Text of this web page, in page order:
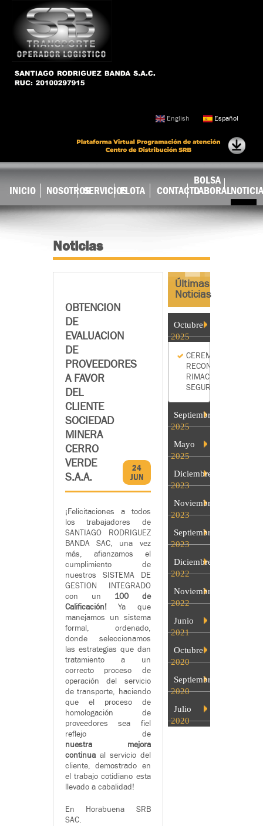
contenido
English Español
INICIO NOSOTROSSERVICIOSFLOTA CONTACTO
BOLSA
LABORAL
Noticias
OBTENCION
DE
EVALUACION
DE
PROVEEDORES
A FAVOR
DEL
CLIENTE
SOCIEDAD
MINERA
CERRO
VERDE
S.A.A.
24
JUN
¡Felicitaciones a todos
los trabajadores de
SANTIAGO RODRIGUEZ
BANDA SAC, una vez
más, afianzamos el
cumplimiento de
nuestros SISTEMA DE
GESTION INTEGRADO
con un 100 de
Calificación! Ya que
manejamos un sistema
formal, ordenado,
donde seleccionamos
las estrategias que dan
tratamiento a un
correcto proceso de
operación del servicio
de transporte, haciendo
que el proceso de
homologación de
proveedores sea fiel
reflejo de
nuestra mejora
continua al servicio del
cliente, demostrado en
el trabajo cotidiano esta
llevado a cabalidad!
En Horabuena SRB
SAC.
Últimas
Noticias
Octubre
2025
CEREMONIA
RECONOCIMIENTO
RIMAC
SEGUROS
Septiembre
2025
Mayo
2025
Diciembre
2023
Noviembre
2023
Septiembre
2023
Diciembre
2022
Noviembre
2022
Junio
2021
Octubre
2020
Septiembre
2020
Julio
2020